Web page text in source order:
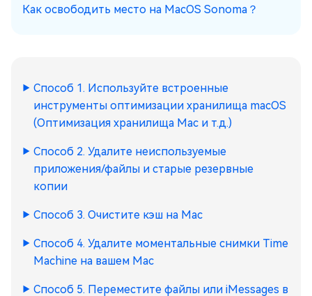
Как освободить место на MacOS Sonoma？
Способ 1. Используйте встроенные
инструменты оптимизации хранилища macOS
(Оптимизация хранилища Mac и т.д.)
Способ 2. Удалите неиспользуемые
приложения/файлы и старые резервные
копии
Способ 3. Очистите кэш на Mac
Способ 4. Удалите моментальные снимки Time
Machine на вашем Mac
Способ 5. Переместите файлы или iMessages в